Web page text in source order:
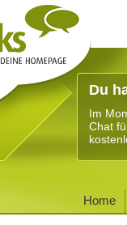
Du
Im
Chat
Home